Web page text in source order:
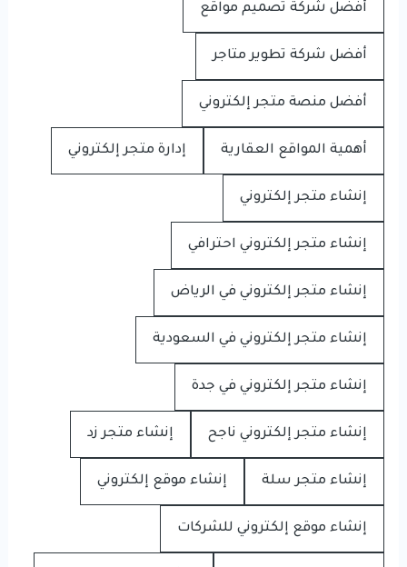
أفضل شركة تصميم مواقع
أفضل شركة تطوير متاجر
أفضل منصة متجر إلكتروني
أهمية المواقع العقارية إدارة متجر إلكتروني
إنشاء متجر إلكتروني
إنشاء متجر إلكتروني احترافي
إنشاء متجر إلكتروني في الرياض
إنشاء متجر إلكتروني في السعودية
إنشاء متجر إلكتروني في جدة
إنشاء متجر إلكتروني ناجح إنشاء متجر زد
إنشاء متجر سلة إنشاء موقع إلكتروني
إنشاء موقع إلكتروني للشركات